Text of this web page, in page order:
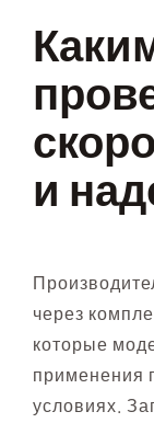
и
через
которые
применения
условиях.